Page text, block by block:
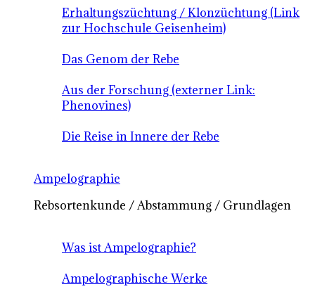
Erhaltungszüchtung / Klonzüchtung (Link
zur Hochschule Geisenheim)
Das Genom der Rebe
Aus der Forschung (externer Link:
Phenovines)
Die Reise in Innere der Rebe
Ampelographie
Rebsortenkunde / Abstammung / Grundlagen
Was ist Ampelographie?
Ampelographische Werke